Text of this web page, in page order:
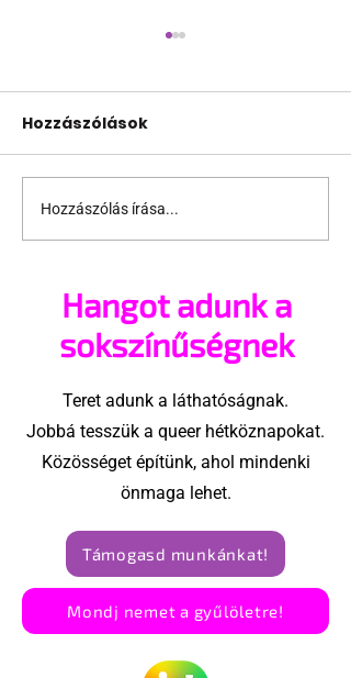
Még nem tudni mikor
kezdenek oltani
Hozzászólások
Hozzászólás írása...
Hangot adunk a
sokszínűségnek
Teret adunk a láthatóságnak.
Jobbá tesszük a queer hétköznapokat.
Közösséget építünk, ahol mindenki
önmaga lehet.
Támogasd munkánkat!
Mondj nemet a gyűlöletre!